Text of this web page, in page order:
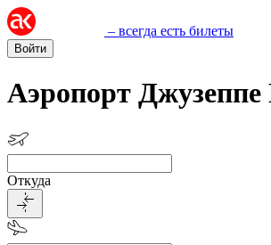
– всегда есть билеты
Войти
Аэропорт Джузеппе
Откуда